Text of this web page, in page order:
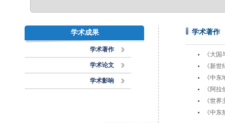
学术成果
学术著作
学术论文
学术影响
学术著作
《大
《新
《中
《阿
《世
《中